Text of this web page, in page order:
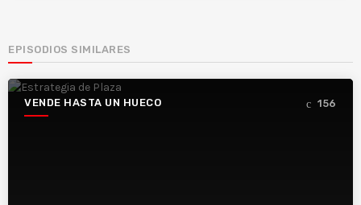
EPISODIOS SIMILARES
VENDE HASTA UN HUECO 156